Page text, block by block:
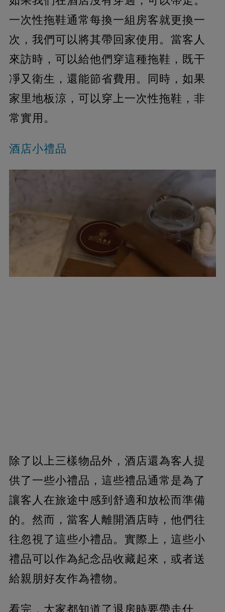
一次性拖鞋通常每換一組房客就更換一
次，我們可以將其帶回家使用。當客人
來訪時，可以給他們穿這種拖鞋，既干
凈又衛生，還能節省費用。同時，如果
家里地板涼，可以穿上一次性拖鞋，非
常實用。
酒店小禮品
除了以上三樣物品外，酒店還為客人提
供了一些小禮品，這些禮品通常是為了
讓客人在旅途中感到舒適和放松而準備
的。然而，當客人離開酒店時，他們往
往忽視了這些小禮品。實際上，這些小
禮品可以作為紀念品收藏起來，或者送
給親朋好友作為禮物。
看完，大家都知道了退房時要帶走什